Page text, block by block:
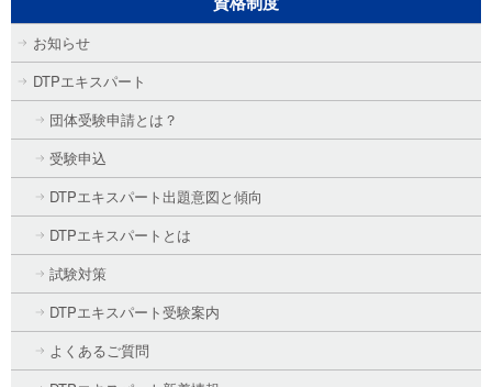
お知らせ
DTPエキスパート
団体受験申請とは？
受験申込
DTPエキスパート出題意図と傾向
DTPエキスパートとは
試験対策
DTPエキスパート受験案内
よくあるご質問